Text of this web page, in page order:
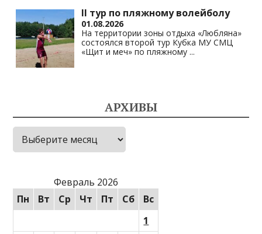
II тур по пляжному волейболу
01.08.2026
На территории зоны отдыха «Любляна»
состоялся второй тур Кубка МУ СМЦ
«Щит и меч» по пляжному ...
АРХИВЫ
Архивы
Февраль 2026
Пн
Вт Ср Чт Пт Сб
Вс
1